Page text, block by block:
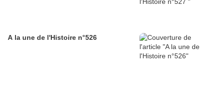
A la une de l'Histoire n°526